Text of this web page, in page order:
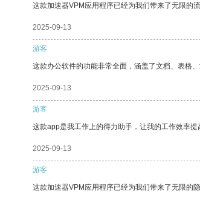
这款加速器VPM应用程序已经为我们带来了无限的
2025-09-13
游客
这款办公软件的功能非常全面，涵盖了文档、表格
2025-09-13
游客
这款app是我工作上的得力助手，让我的工作效率
2025-09-13
游客
这款加速器VPM应用程序已经为我们带来了无限的隐